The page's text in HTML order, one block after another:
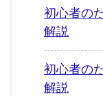
初心者の
解説
初心者の
解説